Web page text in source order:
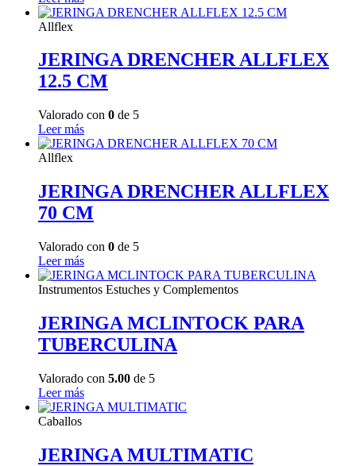
Allflex
JERINGA DRENCHER ALLFLEX
12.5 CM
Valorado con 0 de 5
Leer más
Allflex
JERINGA DRENCHER ALLFLEX
70 CM
Valorado con 0 de 5
Leer más
Instrumentos Estuches y Complementos
JERINGA MCLINTOCK PARA
TUBERCULINA
Valorado con 5.00 de 5
Leer más
Caballos
JERINGA MULTIMATIC